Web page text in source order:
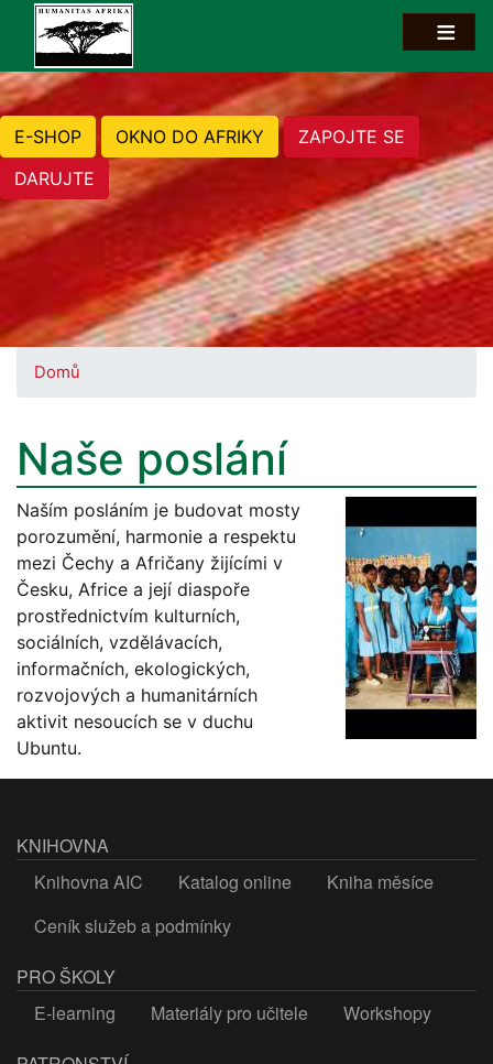
E-SHOP OKNO DO AFRIKY
ZAPOJTE SE
DARUJTE
Domů
Naše poslání
Naším posláním je budovat mosty
porozumění, harmonie a respektu
mezi Čechy a Afričany žijícími v
Česku, Africe a její diaspoře
prostřednictvím kulturních,
sociálních, vzdělávacích,
informačních, ekologických,
rozvojových a humanitárních
aktivit nesoucích se v duchu
Ubuntu.
KNIHOVNA
Knihovna AIC
Katalog online
Kniha měsíce
Ceník služeb a podmínky
PRO ŠKOLY
E-learning
Materiály pro učitele
Workshopy